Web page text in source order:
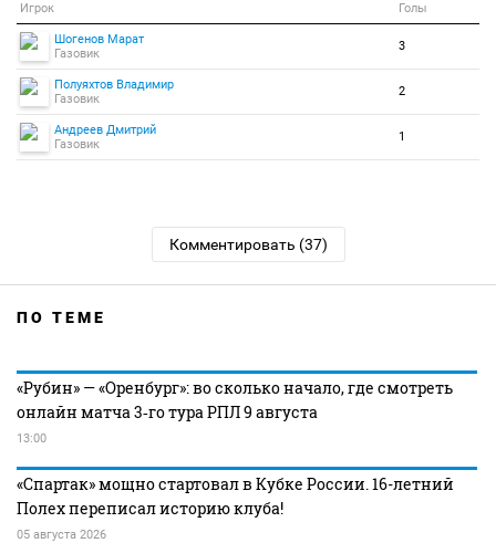
Игрок Голы
Шогенов Марат
Газовик
3
Полуяхтов Владимир
Газовик
2
Андреев Дмитрий
Газовик
1
Комментировать (37)
ПО ТЕМЕ
«Рубин» — «Оренбург»: во сколько начало, где смотреть
онлайн матча 3‑го тура РПЛ 9 августа
13:00
«Спартак» мощно стартовал в Кубке России. 16-летний
Полех переписал историю клуба!
05 августа 2026